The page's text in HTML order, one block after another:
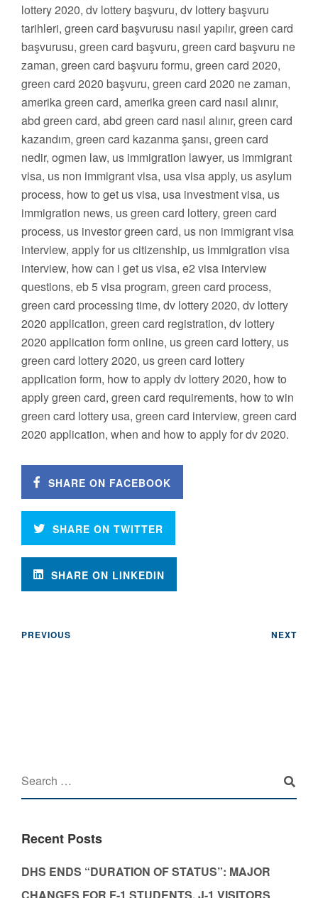
lottery 2020, dv lottery başvuru, dv lottery başvuru
tarihleri, green card başvurusu nasıl yapılır, green card
başvurusu, green card başvuru, green card başvuru ne
zaman, green card başvuru formu, green card 2020,
green card 2020 başvuru, green card 2020 ne zaman,
amerika green card, amerika green card nasıl alınır,
abd green card, abd green card nasıl alınır, green card
kazandım, green card kazanma şansı, green card
nedir, ogmen law, us immigration lawyer, us immigrant
visa, us non immigrant visa, usa visa apply, us asylum
process, how to get us visa, usa investment visa, us
immigration news, us green card lottery, green card
process, us investor green card, us non immigrant visa
interview, apply for us citizenship, us immigration visa
interview, how can i get us visa, e2 visa interview
questions, eb 5 visa program, green card process,
green card processing time, dv lottery 2020, dv lottery
2020 application, green card registration, dv lottery
2020 application form online, us green card lottery, us
green card lottery 2020, us green card lottery
application form, how to apply dv lottery 2020, how to
apply green card, green card requirements, how to win
green card lottery usa, green card interview, green card
2020 application, when and how to apply for dv 2020.
SHARE ON FACEBOOK
SHARE ON TWITTER
SHARE ON LINKEDIN
PREVIOUS NEXT
Recent Posts
DHS ENDS “DURATION OF STATUS”: MAJOR